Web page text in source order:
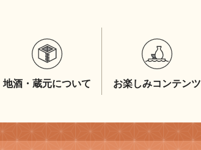
地酒・蔵元について お楽しみコンテンツ